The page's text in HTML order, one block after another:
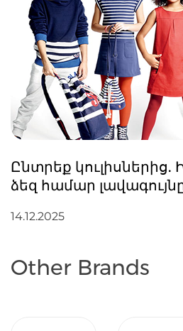
Ընտրեք կուլիսներից.
ձեզ համար
14.12.2025
Other Brands